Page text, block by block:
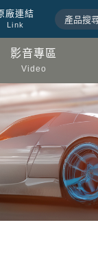
廠連結
Link
影音專區
Video